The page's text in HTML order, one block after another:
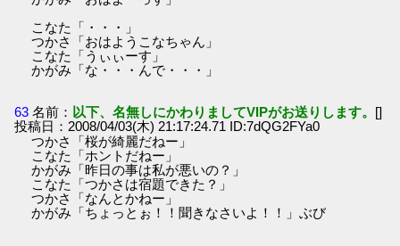
こなた「・・・」
つかさ「おはようこなちゃん」
こなた「うぃぃーす」
かがみ「な・・・んで・・・」
63 名前： 以下、名無しにかわりましてVIPがお送りします。 []
投稿日：2008/04/03(木) 21:17:24.71 ID:7dQG2FYa0
つかさ「桜が綺麗だねー」
こなた「ホントだねー」
かがみ「昨日の事は私が悪いの？」
こなた「つかさは宿題できた？」
つかさ「なんとかねー」
かがみ「ちょっとぉ！！聞きなさいよ！！」ぶび